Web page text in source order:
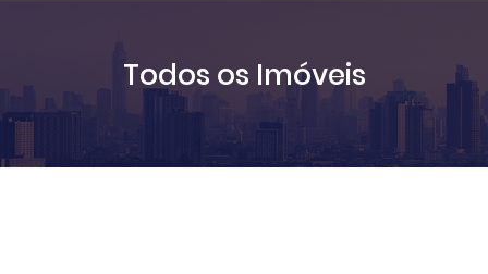
Todos os Imóveis